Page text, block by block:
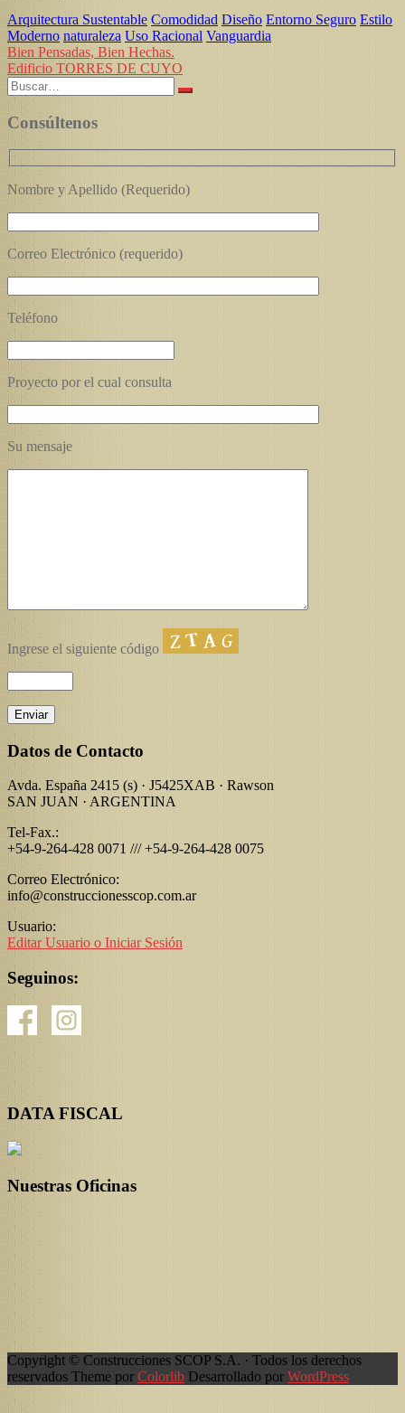
Arquitectura Sustentable Comodidad Diseño Entorno Seguro Estilo
Moderno naturaleza Uso Racional Vanguardia
Navegación
de
entradas
Bien Pensadas, Bien Hechas.
Edificio TORRES DE CUYO
Buscar:
Consúltenos
Nombre y Apellido (Requerido)
Correo Electrónico (requerido)
Teléfono
Proyecto por el cual consulta
Su mensaje
Ingrese el siguiente código
Datos de Contacto
Avda. España 2415 (s) · J5425XAB · Rawson
SAN JUAN · ARGENTINA
Tel-Fax.:
+54-9-264-428 0071 /// +54-9-264-428 0075
Correo Electrónico:
info@construccionesscop.com.ar
Usuario:
Editar Usuario o Iniciar Sesión
Seguinos:
DATA FISCAL
Nuestras Oficinas
Copyright © Construcciones SCOP S.A. · Todos los derechos
reservados Theme por Colorlib Desarrollado por WordPress